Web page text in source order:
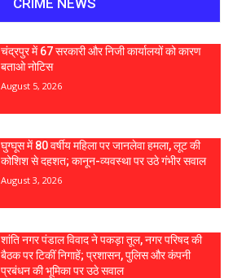
CRIME NEWS
चंद्रपुर में 67 सरकारी और निजी कार्यालयों को कारण
बताओ नोटिस
August 5, 2026
घुग्घूस में 80 वर्षीय महिला पर जानलेवा हमला, लूट की
कोशिश से दहशत; कानून-व्यवस्था पर उठे गंभीर सवाल
August 3, 2026
शांति नगर पंडाल विवाद ने पकड़ा तूल, नगर परिषद की
बैठक पर टिकीं निगाहें; प्रशासन, पुलिस और कंपनी
प्रबंधन की भूमिका पर उठे सवाल